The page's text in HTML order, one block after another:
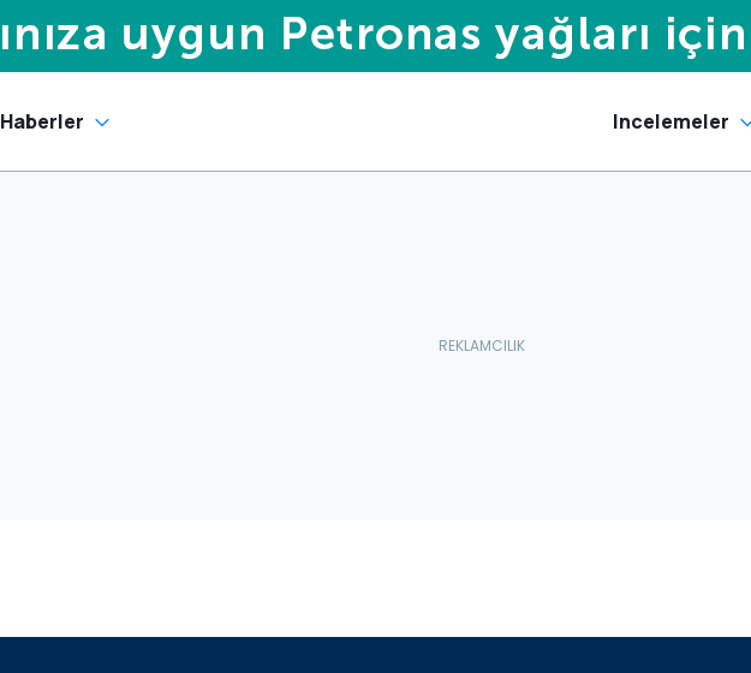
Haberler Incelemeler